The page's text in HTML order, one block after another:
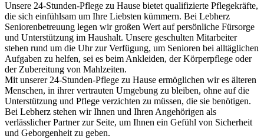
Unsere 24-Stunden-Pflege zu Hause bietet qualifizierte Pflegekräfte,
die sich einfühlsam um Ihre Liebsten kümmern. Bei Lebherz
Seniorenbetreuung legen wir großen Wert auf persönliche Fürsorge
und Unterstützung im Haushalt. Unsere geschulten Mitarbeiter
stehen rund um die Uhr zur Verfügung, um Senioren bei alltäglichen
Aufgaben zu helfen, sei es beim Ankleiden, der Körperpflege oder
der Zubereitung von Mahlzeiten.
Mit unserer 24-Stunden-Pflege zu Hause ermöglichen wir es älteren
Menschen, in ihrer vertrauten Umgebung zu bleiben, ohne auf die
Unterstützung und Pflege verzichten zu müssen, die sie benötigen.
Bei Lebherz stehen wir Ihnen und Ihren Angehörigen als
verlässlicher Partner zur Seite, um Ihnen ein Gefühl von Sicherheit
und Geborgenheit zu geben.